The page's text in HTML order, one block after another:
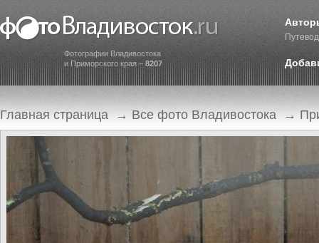
Фотографии Владивостока
и Приморского края – 8207
Главная страница → Все фото Владивостока →